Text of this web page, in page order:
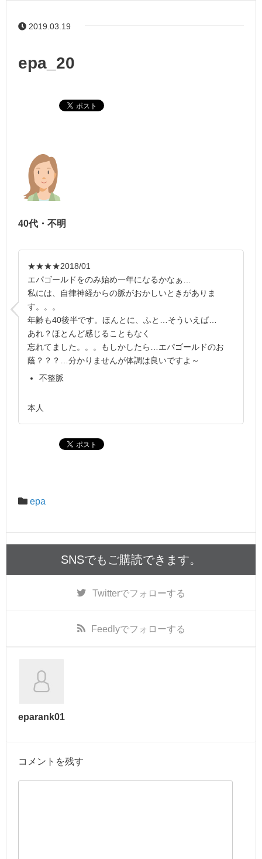
2019.03.19
epa_20
40代・不明
★★★★2018/01
エパゴールドをのみ始め一年になるかなぁ…
私には、自律神経からの脈がおかしいときがありま
す。。。
年齢も40後半です。ほんとに、ふと…そういえば…
あれ？ほとんど感じることもなく
忘れてました。。。もしかしたら…エパゴールドのお
蔭？？？…分かりませんが体調は良いですよ～
不整脈
本人
epa
SNSでもご購読できます。
Twitterでフォローする
Feedlyでフォローする
eparank01
コメントを残す